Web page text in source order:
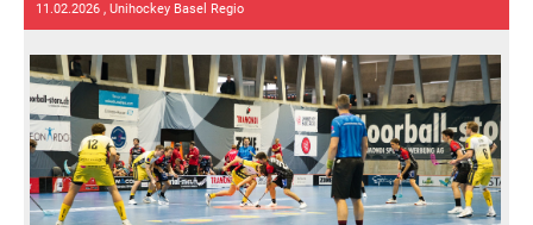
11.02.2026 , Unihockey Basel Regio